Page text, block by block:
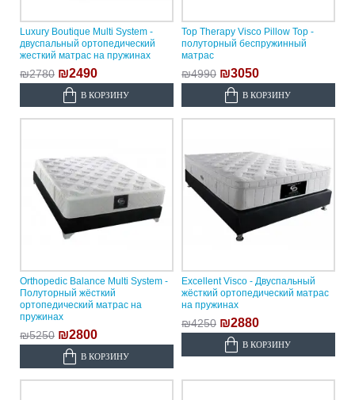
Luxury Boutique Multi System -
двуспальный ортопедический
жесткий матрас на пружинах
₪2780 ₪2490
В КОРЗИНУ
Top Therapy Visco Pillow Top -
полуторный беспружинный
матрас
₪4990 ₪3050
В КОРЗИНУ
Orthopedic Balance Multi System -
Полуторный жёсткий
ортопедический матрас на
пружинах
₪5250 ₪2800
В КОРЗИНУ
Excellent Visco - Двуспальный
жёсткий ортопедический матрас
на пружинах
₪4250 ₪2880
В КОРЗИНУ